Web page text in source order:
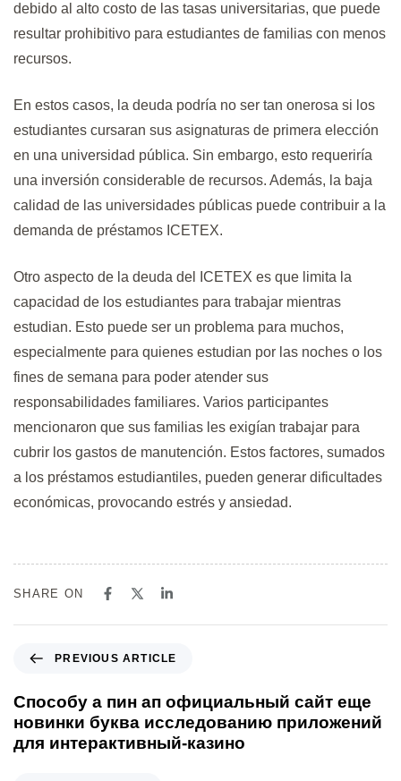
debido al alto costo de las tasas universitarias, que puede
resultar prohibitivo para estudiantes de familias con menos
recursos.
En estos casos, la deuda podría no ser tan onerosa si los
estudiantes cursaran sus asignaturas de primera elección
en una universidad pública. Sin embargo, esto requeriría
una inversión considerable de recursos. Además, la baja
calidad de las universidades públicas puede contribuir a la
demanda de préstamos ICETEX.
Otro aspecto de la deuda del ICETEX es que limita la
capacidad de los estudiantes para trabajar mientras
estudian. Esto puede ser un problema para muchos,
especialmente para quienes estudian por las noches o los
fines de semana para poder atender sus
responsabilidades familiares. Varios participantes
mencionaron que sus familias les exigían trabajar para
cubrir los gastos de manutención. Estos factores, sumados
a los préstamos estudiantiles, pueden generar dificultades
económicas, provocando estrés y ansiedad.
SHARE ON
PREVIOUS ARTICLE
Способу а пин ап официальный сайт еще
новинки буква исследованию приложений
для интерактивный-казино